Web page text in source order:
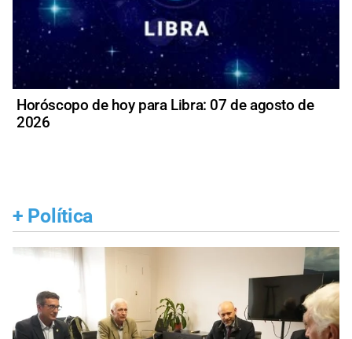
Horóscopo de hoy para Libra: 07 de agosto de
2026
+ Política